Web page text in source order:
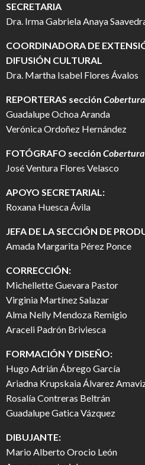
SECRETARIA
Dra. Irma Gabriela Anaya
COORDINADORA DE
DIFUSIÓN CULTURAL
Dra. Martha Isabel Flores Ávalos
REPORTERAS sección
Guadalupe Ochoa Aranda
Verónica Ordoñez Hernández
FOTÓGRAFO sección
José Ventura Flores Velasco
APOYO SECRETARIAL:
Roxana Huesca Ávila
JEFA DE LA SECCIÓN DE
Amada Margarita Pérez Ponce
CORRECCIÓN:
Michellette Guevara Pastor
Virginia Martínez Salazar
Alma Nelly Mendoza Remigio
Araceli Padrón Briviesca
FORMACIÓN Y DISEÑO:
Hugo Adrián Ábrego García
Ariadna Krupskaia Álvarez
Rosalía Contreras Beltrán
Guadalupe Gatica Vázquez
DIBUJANTE:
Mario Alberto Orocio León